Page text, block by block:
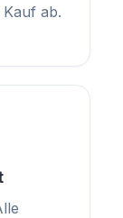
ab.